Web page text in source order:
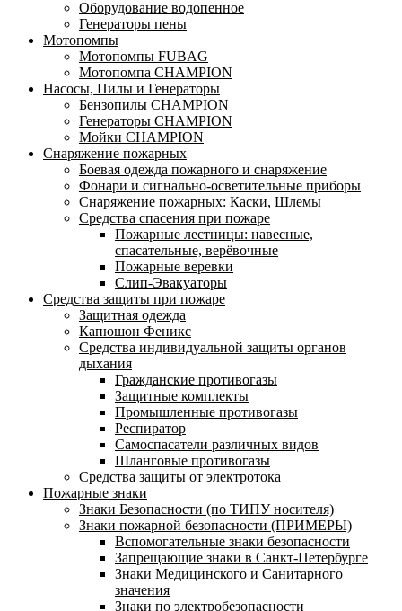
Оборудование водопенное
Генераторы пены
Мотопомпы
Мотопомпы FUBAG
Мотопомпа CHAMPION
Насосы, Пилы и Генераторы
Бензопилы CHAMPION
Генераторы CHAMPION
Мойки CHAMPION
Снаряжение пожарных
Боевая одежда пожарного и снаряжение
Фонари и сигнально-осветительные приборы
Снаряжение пожарных: Каски, Шлемы
Средства спасения при пожаре
Пожарные лестницы: навесные,
спасательные, верёвочные
Пожарные веревки
Слип-Эвакуаторы
Средства защиты при пожаре
Защитная одежда
Капюшон Феникс
Средства индивидуальной защиты органов
дыхания
Гражданские противогазы
Защитные комплекты
Промышленные противогазы
Респиратор
Самоспасатели различных видов
Шланговые противогазы
Средства защиты от электротока
Пожарные знаки
Знаки Безопасности (по ТИПУ носителя)
Знаки пожарной безопасности (ПРИМЕРЫ)
Вспомогательные знаки безопасности
Запрещающие знаки в Санкт-Петербурге
Знаки Медицинского и Санитарного
значения
Знаки по электробезопасности